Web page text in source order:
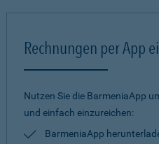
Rechnungen per App
Nutzen Sie die BarmeniaApp
und einfach einzureichen:
BarmeniaApp